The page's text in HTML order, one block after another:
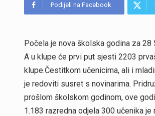
Podijeli na Facebook
Počela je nova školska godina za
A u klupe će prvi put sjesti 2203
klupe.Čestitkom učenicima, ali i
je redoviti susret s novinarima.
prošlom školskom godinom, ove
1.183 razredna odjela 300 učenika